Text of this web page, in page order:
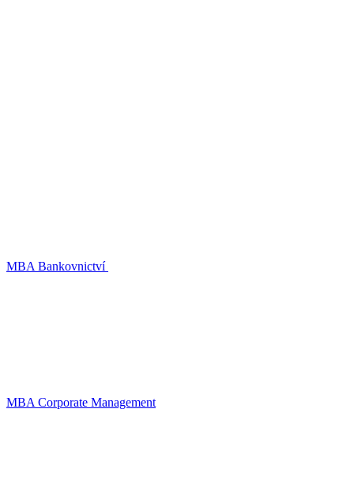
MBA Bankovnictví
MBA Corporate Management